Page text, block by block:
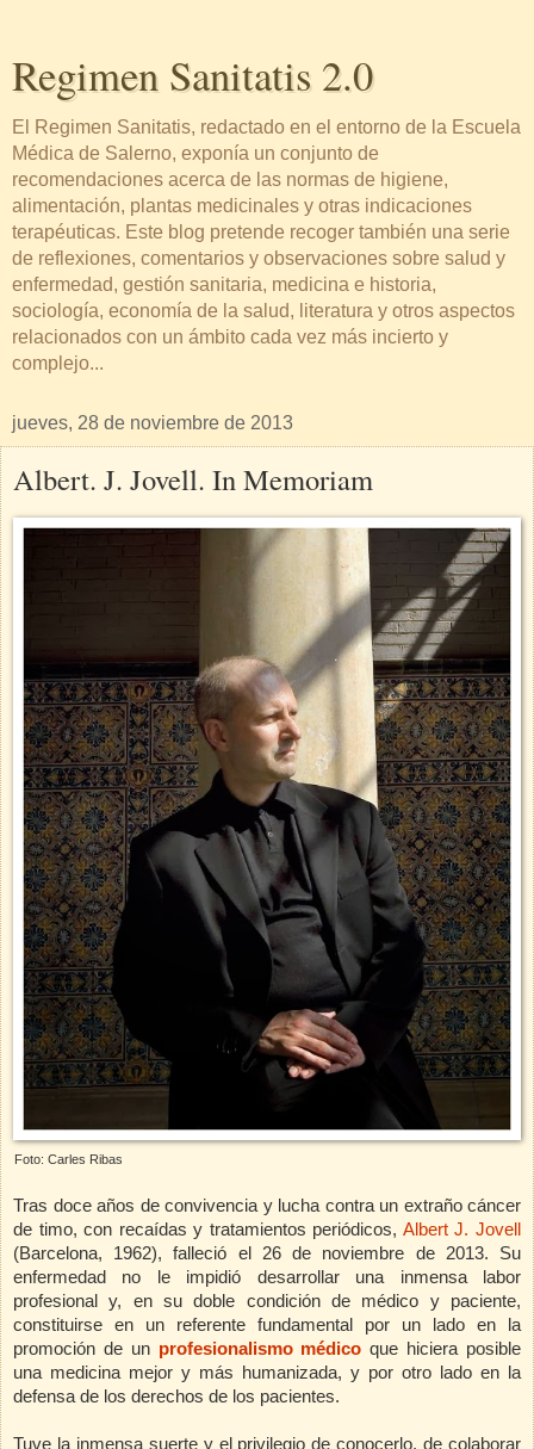
Regimen Sanitatis 2.0
El Regimen Sanitatis, redactado en el entorno de la Escuela
Médica de Salerno, exponía un conjunto de
recomendaciones acerca de las normas de higiene,
alimentación, plantas medicinales y otras indicaciones
terapéuticas. Este blog pretende recoger también una serie
de reflexiones, comentarios y observaciones sobre salud y
enfermedad, gestión sanitaria, medicina e historia,
sociología, economía de la salud, literatura y otros aspectos
relacionados con un ámbito cada vez más incierto y
complejo...
jueves, 28 de noviembre de 2013
Albert. J. Jovell. In Memoriam
Foto: Carles Ribas
Tras doce años de convivencia y lucha contra un extraño cáncer
de timo, con recaídas y tratamientos periódicos, Albert J. Jovell
(Barcelona, 1962),falleció el 26 de noviembre de 2013. Su
enfermedad no le impidió desarrollar una inmensa labor
profesional y, en su doble condición de médico y paciente,
constituirse en un referente fundamental por un lado en la
promoción de un profesionalismo médico que hiciera posible
una medicina mejor y más humanizada, y por otro lado en la
defensa de los derechos de los pacientes.
Tuve la inmensa suerte y el privilegio de conocerlo, de colaborar